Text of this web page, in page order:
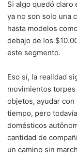
Si algo quedó claro
ya no son solo una
hasta modelos
debajo de los
este segmento.
Eso sí, la realidad
movimientos
objetos, ayudar
tiempo, pero
domésticos
cantidad de
un camino sin